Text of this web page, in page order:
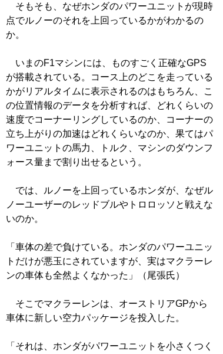
そもそも、なぜホンダのパワーユニットが現時
点でルノーのそれを上回っているかがわかるの
か。
いまのF1マシンには、ものすごく正確なGPS
が搭載されている。コース上のどこを走っている
かがリアルタイムに表示されるのはもちろん、こ
の位置情報のデータを分析すれば、どれくらいの
速度でコーナーリングしているのか、コーナーの
立ち上がりの加速はどれくらいなのか、果てはパ
ワーユニットの馬力、トルク、マシンのダウンフ
ォース量まで割り出せるという。
では、ルノーを上回っているホンダが、なぜル
ノーユーザーのレッドブルやトロロッソと戦えな
いのか。
「車体の差で負けている。ホンダのパワーユニッ
トだけが悪玉にされていますが、実はマクラーレ
ンの車体も全然よくなかった」（尾張氏）
そこでマクラーレンは、オーストリアGPから
車体に新しい空力パッケージを投入した。
「それは、ホンダがパワーユニットを小さくつく